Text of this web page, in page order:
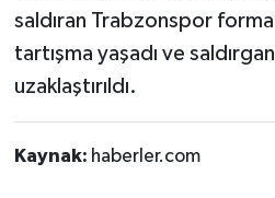
saldıran Trabzonspor
tartışma yaşadı ve
uzaklaştırıldı.
Kaynak: haberler.com